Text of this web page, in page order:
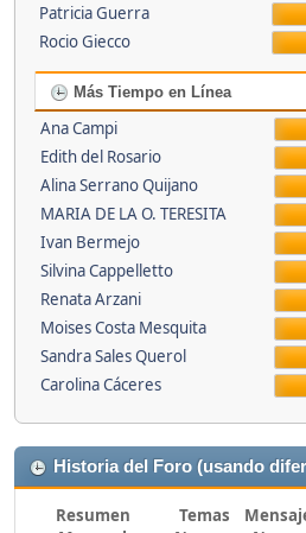
Patricia Guerra
Rocio Giecco
Más Tiempo en Línea
Ana Campi
Edith del Rosario
Alina Serrano Quijano
MARIA DE LA O. TERESITA
Ivan Bermejo
Silvina Cappelletto
Renata Arzani
Moises Costa Mesquita
Sandra Sales Querol
Carolina Cáceres
Historia del Foro (usando
Resumen
Temas